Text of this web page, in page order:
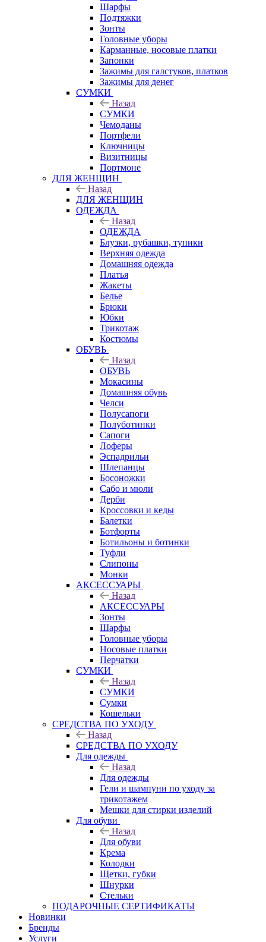
Шарфы
Подтяжки
Зонты
Головные уборы
Карманные, носовые платки
Запонки
Зажимы для галстуков, платков
Зажимы для денег
СУМКИ
Назад
СУМКИ
Чемоданы
Портфели
Ключницы
Визитницы
Портмоне
ДЛЯ ЖЕНЩИН
Назад
ДЛЯ ЖЕНЩИН
ОДЕЖДА
Назад
ОДЕЖДА
Блузки, рубашки, туники
Верхняя одежда
Домашняя одежда
Платья
Жакеты
Белье
Брюки
Юбки
Трикотаж
Костюмы
ОБУВЬ
Назад
ОБУВЬ
Мокасины
Домашняя обувь
Челси
Полусапоги
Полуботинки
Сапоги
Лоферы
Эспадрильи
Шлепанцы
Босоножки
Сабо и мюли
Дерби
Кроссовки и кеды
Балетки
Ботфорты
Ботильоны и ботинки
Туфли
Слипоны
Монки
АКСЕССУАРЫ
Назад
АКСЕССУАРЫ
Зонты
Шарфы
Головные уборы
Носовые платки
Перчатки
СУМКИ
Назад
СУМКИ
Сумки
Кошельки
CРЕДСТВА ПО УХОДУ
Назад
CРЕДСТВА ПО УХОДУ
Для одежды
Назад
Для одежды
Гели и шампуни по уходу за
трикотажем
Мешки для стирки изделий
Для обуви
Назад
Для обуви
Крема
Колодки
Щетки, губки
Шнурки
Стельки
ПОДАРОЧНЫЕ СЕРТИФИКАТЫ
Новинки
Бренды
Услуги